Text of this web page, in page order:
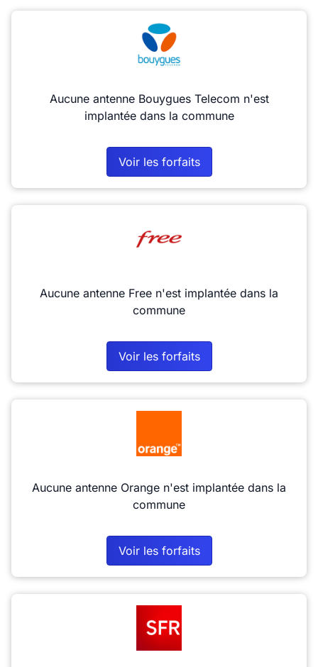
Aucune antenne Bouygues Telecom n'est
implantée dans la commune
Voir les forfaits
Aucune antenne Free n'est implantée dans la
commune
Voir les forfaits
Aucune antenne Orange n'est implantée dans la
commune
Voir les forfaits